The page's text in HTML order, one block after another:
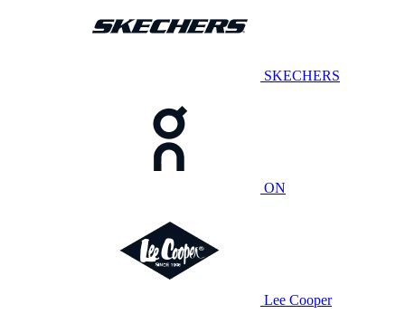
SKECHERS
ON
Lee Cooper